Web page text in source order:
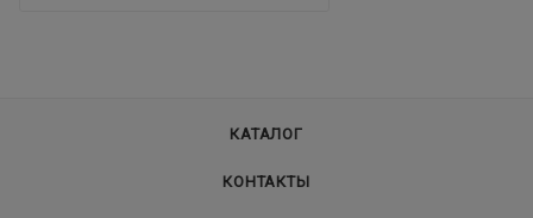
КАТАЛОГ
КОНТАКТЫ